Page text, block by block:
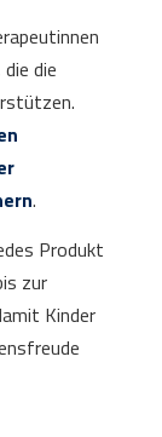
die
.
Produkt
zur
Kinder